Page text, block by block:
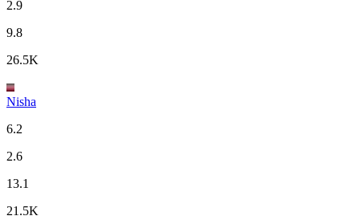
2.9
9.8
26.5K
Nisha
6.2
2.6
13.1
21.5K